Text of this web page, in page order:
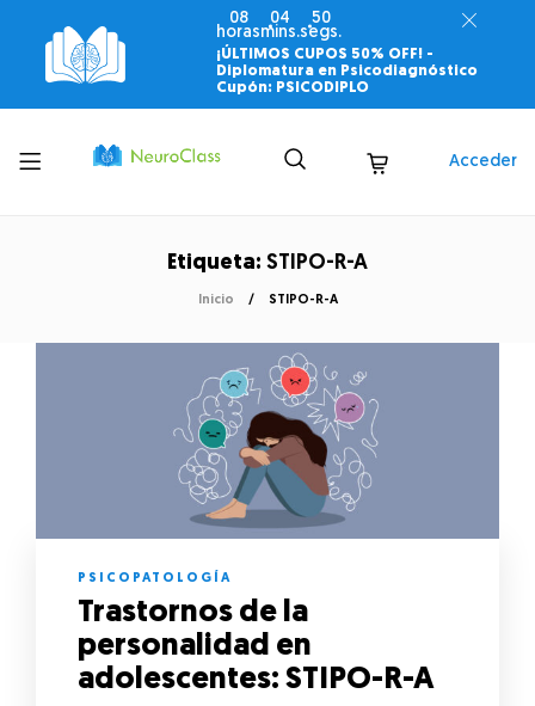
08
horas
04
mins.
50
segs.
¡ÚLTIMOS CUPOS 50% OFF! -
Diplomatura en Psicodiagnóstico
Cupón: PSICODIPLO
Toggle
menu
Acceder
Etiqueta: STIPO-R-A
Inicio STIPO-R-A
PSICOPATOLOGÍA
Trastornos de la
personalidad en
adolescentes: STIPO-R-A